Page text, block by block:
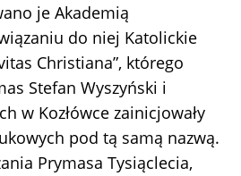
je Akademią
do niej Katolickie
Christiana”, którego
Stefan Wyszyński i
w Kozłówce zainicjowały
pod tą samą nazwą.
Prymasa Tysiąclecia,